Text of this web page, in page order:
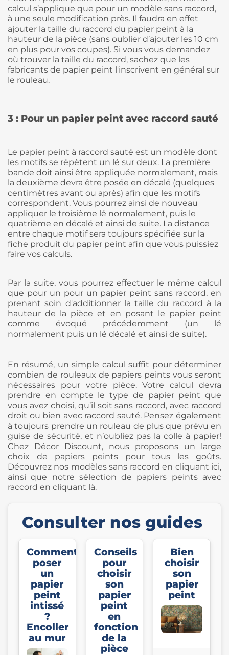
calcul s’applique que pour un modèle sans raccord,
à une seule modification près. Il faudra en effet
ajouter la taille du raccord du papier peint à la
hauteur de la pièce (sans oublier d’ajouter les 10 cm
en plus pour vos coupes). Si vous vous demandez
où trouver la taille du raccord, sachez que les
fabricants de papier peint l'inscrivent en général sur
le rouleau.
3 : Pour un papier peint avec raccord sauté
Le papier peint à raccord sauté est un modèle dont
les motifs se répètent un lé sur deux. La première
bande doit ainsi être appliquée normalement, mais
la deuxième devra être posée en décalé (quelques
centimètres avant ou après) afin que les motifs
correspondent. Vous pourrez ainsi de nouveau
appliquer le troisième lé normalement, puis le
quatrième en décalé et ainsi de suite. La distance
entre chaque motif sera toujours spécifiée sur la
fiche produit du papier peint afin que vous puissiez
faire vos calculs.
Par la suite, vous pourrez effectuer le même calcul
que pour un pour un papier peint sans raccord, en
prenant soin d'additionner la taille du raccord à la
hauteur de la pièce et en posant le papier peint
comme évoqué précédemment (un lé
normalement puis un lé décalé et ainsi de suite).
En résumé, un simple calcul suffit pour déterminer
combien de rouleaux de papiers peints vous seront
nécessaires pour votre pièce. Votre calcul devra
prendre en compte le type de papier peint que
vous avez choisi, qu’il soit sans raccord, avec raccord
droit ou bien avec raccord sauté. Pensez également
à toujours prendre un rouleau de plus que prévu en
guise de sécurité, et n’oubliez pas la colle à papier!
Chez Décor Discount, nous proposons un large
choix de papiers peints pour tous les goûts.
Découvrez nos modèles sans raccord en cliquant ici,
ainsi que notre sélection de papiers peints avec
raccord en cliquant là.
Consulter nos guides
Comment
poser
un
papier
peint
intissé
?
Encoller
au mur
Conseils
pour
choisir
son
papier
peint
en
fonction
de la
pièce
Bien
choisir
son
papier
peint